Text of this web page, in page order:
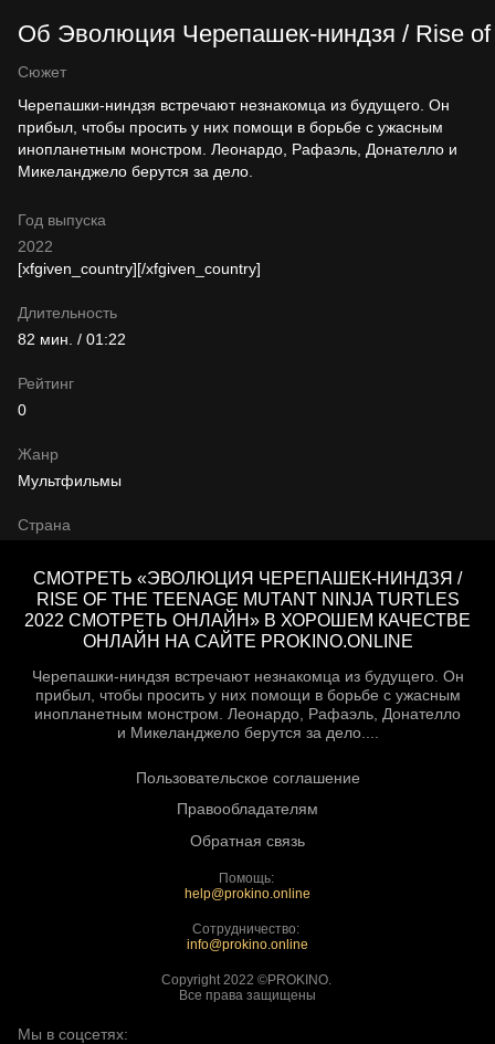
Об Эволюция Черепашек-ниндзя / Rise of
Сюжет
Черепашки-ниндзя встречают незнакомца из будущего. Он
прибыл, чтобы просить у них помощи в борьбе с ужасным
инопланетным монстром. Леонардо, Рафаэль, Донателло и
Микеланджело берутся за дело.
Год выпуска
2022
Жанр
Мультфильмы
Длительность
82 мин. / 01:22
[xfgiven_country]
Страна
[/xfgiven_country]
Рейтинг
0
СМОТРЕТЬ «ЭВОЛЮЦИЯ ЧЕРЕПАШЕК-НИНДЗЯ /
RISE OF THE TEENAGE MUTANT NINJA TURTLES
2022 СМОТРЕТЬ ОНЛАЙН» В ХОРОШЕМ КАЧЕСТВЕ
ОНЛАЙН НА САЙТЕ PROKINO.ONLINE
Черепашки-ниндзя встречают незнакомца из будущего. Он
прибыл, чтобы просить у них помощи в борьбе с ужасным
инопланетным монстром. Леонардо, Рафаэль, Донателло
и Микеланджело берутся за дело....
Пользовательское соглашение
Правообладателям
Обратная связь
Помощь:
help@prokino.online
Сотрудничество:
info@prokino.online
Copyright 2022 ©PROKINO.
Все права защищены
Мы в соцсетях: